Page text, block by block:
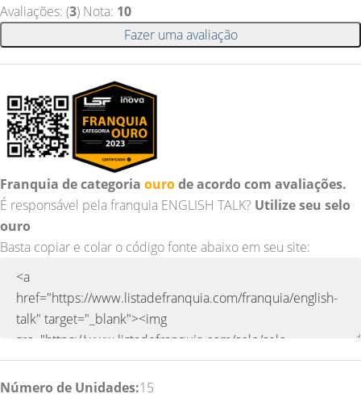
Avaliações: (3) Nota: 10
Fazer uma avaliação
Franquia de categoria ourode acordo com avaliações.
É responsável pela franquia ENGLISH TALK? Utilize seu selo
ouro
Basta copiar e colar o código fonte abaixo em seu site:
Número de Unidades:15